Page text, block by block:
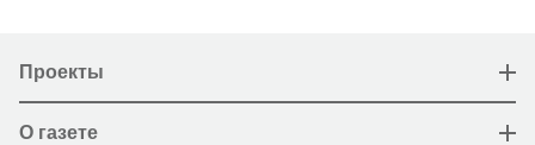
Проекты
О газете